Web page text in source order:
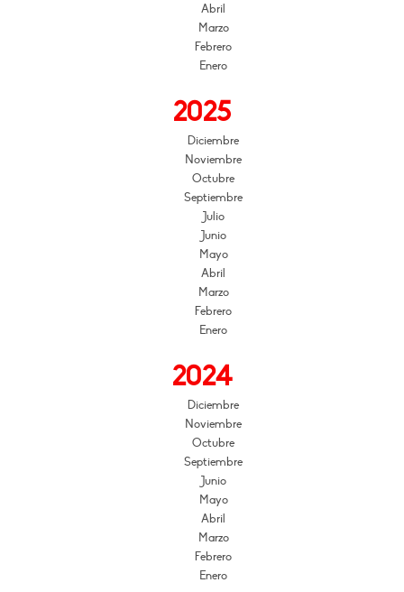
Abril
Marzo
Febrero
Enero
2025
Diciembre
Noviembre
Octubre
Septiembre
Julio
Junio
Mayo
Abril
Marzo
Febrero
Enero
2024
Diciembre
Noviembre
Octubre
Septiembre
Junio
Mayo
Abril
Marzo
Febrero
Enero